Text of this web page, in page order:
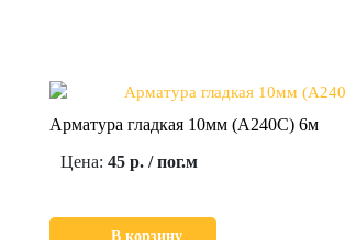
Арматура гладкая 10мм (А240С) 6м
Цена: 45 р. / пог.м
В корзину